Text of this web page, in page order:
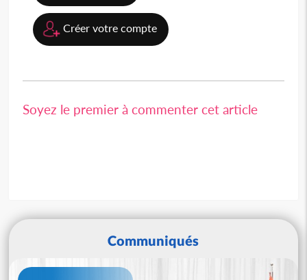
Créer votre compte
Soyez le premier à commenter cet article
Communiqués